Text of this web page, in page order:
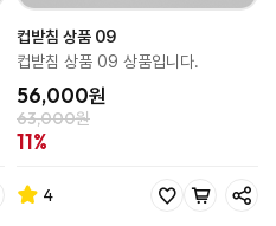
컵받침 상품 09
컵받침 상품 09 상품입니다.
56,000원
63,000원
11%
4